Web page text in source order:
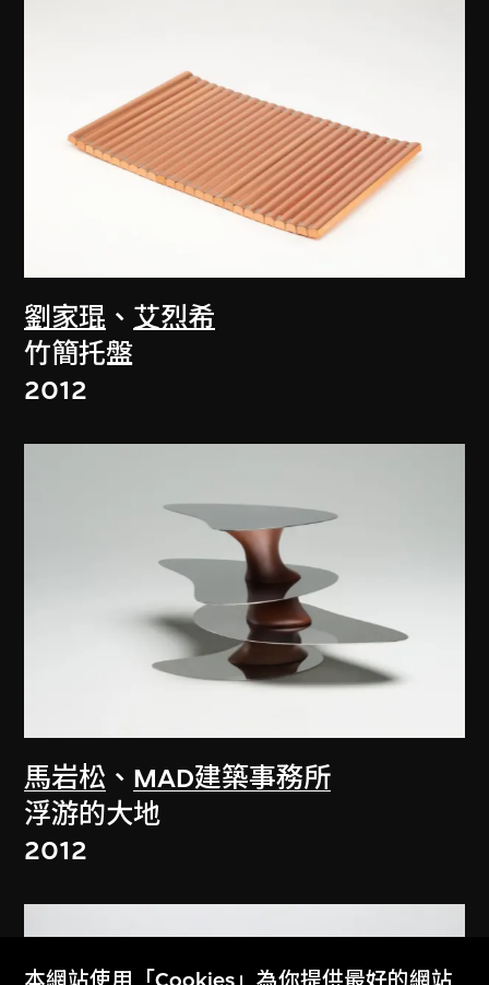
劉家琨 、 艾烈希
竹簡托盤
2012
馬岩松 、 MAD建築事務所
浮游的大地
2012
本網站使用「Cookies」為你提供最好的網站